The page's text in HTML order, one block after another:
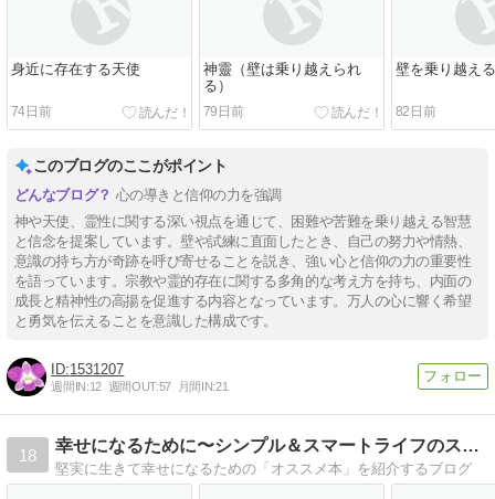
身近に存在する天使
74日前
神靈（壁は乗り越えられ
る）
79日前
壁を乗り越え
82日前
このブログのここがポイント
心の導きと信仰の力を強調
神や天使、霊性に関する深い視点を通じて、困難や苦難を乗り越える智慧
と信念を提案しています。壁や試練に直面したとき、自己の努力や情熱、
意識の持ち方が奇跡を呼び寄せることを説き、強い心と信仰の力の重要性
を語っています。宗教や霊的存在に関する多角的な考え方を持ち、内面の
成長と精神性の高揚を促進する内容となっています。万人の心に響く希望
と勇気を伝えることを意識した構成です。
1531207
週間IN:12 週間OUT:57 月間IN:21
18
幸せになるために〜シンプル＆スマートライフのススメ
堅実に生きて幸せになるための「オススメ本」を紹介するブログ